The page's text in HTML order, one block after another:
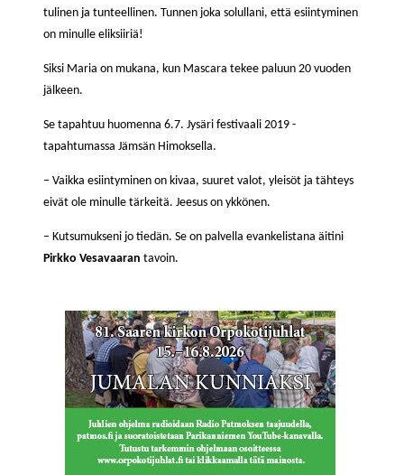
tulinen ja tunteellinen. Tunnen joka solullani, että esiintyminen
on minulle eliksiiriä!
Siksi Maria on mukana, kun Mascara tekee paluun 20 vuoden
jälkeen.
Se tapahtuu huomenna 6.7. Jysäri festivaali 2019 -
tapahtumassa Jämsän Himoksella.
– Vaikka esiintyminen on kivaa, suuret valot, yleisöt ja tähteys
eivät ole minulle tärkeitä. Jeesus on ykkönen.
– Kutsumukseni jo tiedän. Se on palvella evankelistana äitini
Pirkko Vesavaaran tavoin.